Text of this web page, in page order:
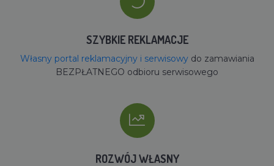
SZYBKIE REKLAMACJE
Własny portal reklamacyjny i serwisowydo zamawiania
BEZPŁATNEGO odbioru serwisowego
ROZWÓJ WŁASNY